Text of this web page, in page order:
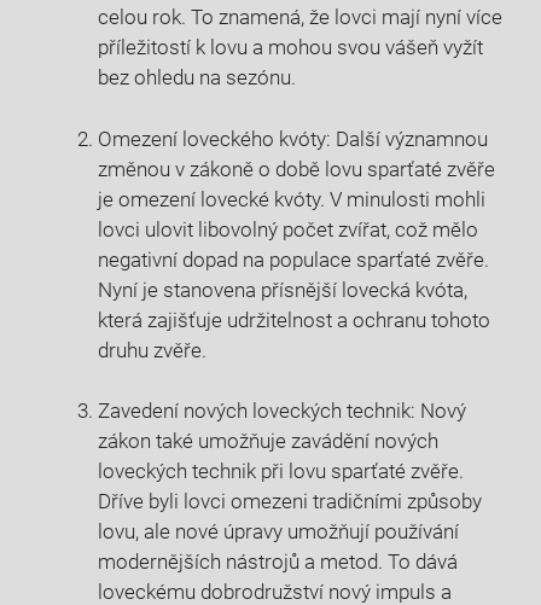
celou rok. To znamená, že lovci mají ⁢nyní více‍
příležitostí k lovu a mohou svou vášeň vyžít
bez ohledu na ‍sezónu.
Omezení loveckého kvóty: Další významnou
změnou v zákoně o době lovu sparťaté zvěře‍
je ⁣omezení lovecké kvóty. V minulosti mohli‌
lovci ulovit libovolný počet zvířat, což mělo
negativní dopad ⁤na populace sparťaté zvěře.
Nyní⁢ je stanovena ‍přísnější lovecká kvóta,
která‌ zajišťuje udržitelnost a ochranu ‌tohoto⁢
druhu ⁣zvěře.
Zavedení nových‌ loveckých technik: Nový
zákon​ také umožňuje zavádění nových
loveckých ‍technik ‌při lovu ‌sparťaté‍ zvěře.
Dříve ​byli lovci omezeni tradičními způsoby
lovu, ale ⁢nové úpravy​ umožňují používání
modernějších nástrojů ‍a metod.‍ To dává⁤
loveckému ​dobrodružství nový impuls a